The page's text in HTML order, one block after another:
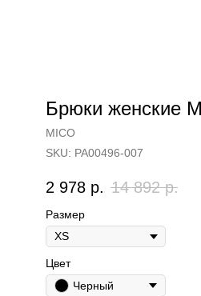
Брюки женские
MICO
SKU: PA00496-007
2 978 р. 14 892 р.
Размер
Цвет
Черный